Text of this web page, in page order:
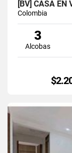
Colombia
3
Alcobas